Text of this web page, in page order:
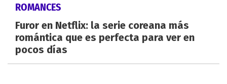
ROMANCES
Furor en Netflix: la serie coreana más
romántica que es perfecta para ver en
pocos días